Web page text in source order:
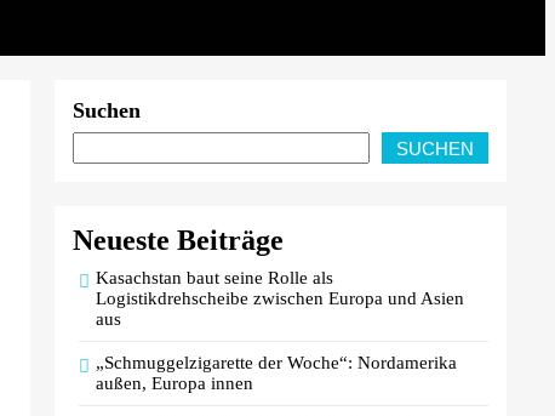
Suchen
SUCHEN
Neueste Beiträge
Kasachstan baut seine Rolle als
Logistikdrehscheibe zwischen Europa und Asien
aus
„Schmuggelzigarette der Woche“: Nordamerika
außen, Europa innen